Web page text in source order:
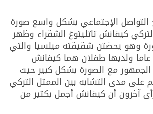
التواصل الإجتماعي بشكل واسع صورة
كيفانش تاتليتوغ الشقراء وظهر
وهو يحضتن شقيقته ميلسيا والتي
تبلغ من العمر 34 عاما ولديها طفلان هما كيفانش
الجمهور مع الصورة بشكل كبير حيث
على مدى التشابه بين الممثل التركي
آخرون أن كيفانش أجمل بكثير من